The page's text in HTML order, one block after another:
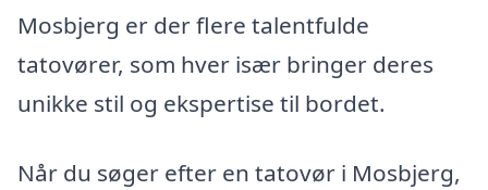
Mosbjerg er der flere talentfulde
tatovører, som hver især bringer deres
unikke stil og ekspertise til bordet.
Når du søger efter en tatovør i Mosbjerg,